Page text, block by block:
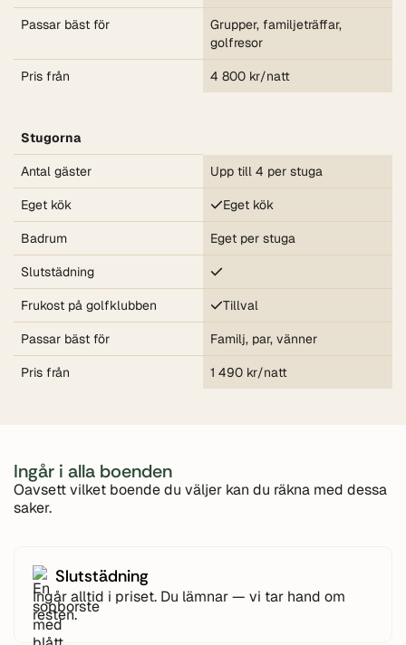
Passar bäst för
Grupper, familjeträffar,
golfresor
Pris från 4 800 kr/natt
Stugorna
Antal gäster Upp till 4 per stuga
Eget kök Eget kök
Badrum Eget per stuga
Slutstädning
Frukost på golfklubben Tillval
Passar bäst för Familj, par, vänner
Pris från 1 490 kr/natt
Ingår i alla boenden
Oavsett vilket boende du väljer kan du räkna med dessa
saker.
Slutstädning
Ingår alltid i priset. Du lämnar — vi tar hand om
resten.